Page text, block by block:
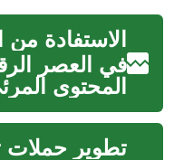
في العصر
المحتوى
فقط للتواصل
لتحقيق دخل